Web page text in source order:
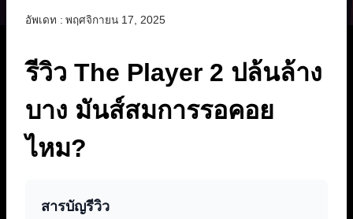
อัพเดท : พฤศจิกายน 17, 2025
รีวิว The Player 2 ปล้นล้าง
บาง มันส์สมการรอคอย
ไหม?
สารบัญรีวิว